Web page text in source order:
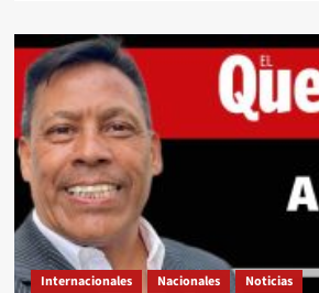
Internacionales Nacionales Noticias